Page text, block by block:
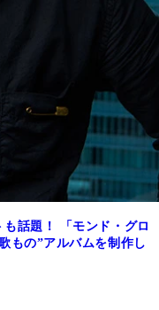
話題！ 「モンド・グロ
もの”アルバムを制作し